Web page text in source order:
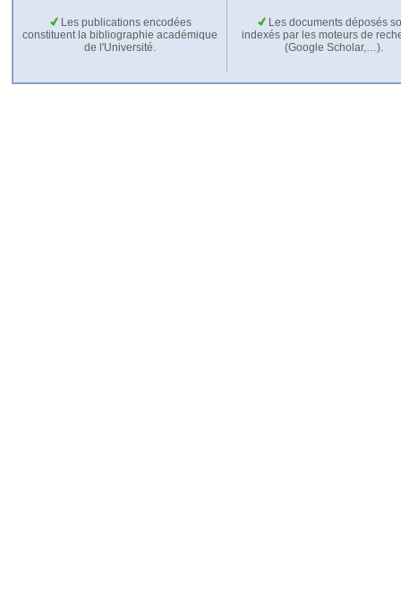
Les publications encodées
constituent la bibliographie académique
de l'Université.
Les documents déposés
indexés par les moteurs de
(Google Scholar,…).